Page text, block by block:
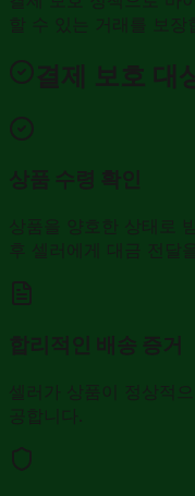
할 수 있는 거래를 보장
결제 보호 대
상품 수령 확인
상품을 양호한 상태로
후 셀러에게 대금 전달
합리적인 배송 증거
셀러가 상품이 정상적
공합니다.